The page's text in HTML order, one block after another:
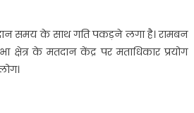
समय के साथ गति पकड़ने लगा है। रामबन
क्षेत्र के मतदान केंद्र पर मताधिकार प्रयोग